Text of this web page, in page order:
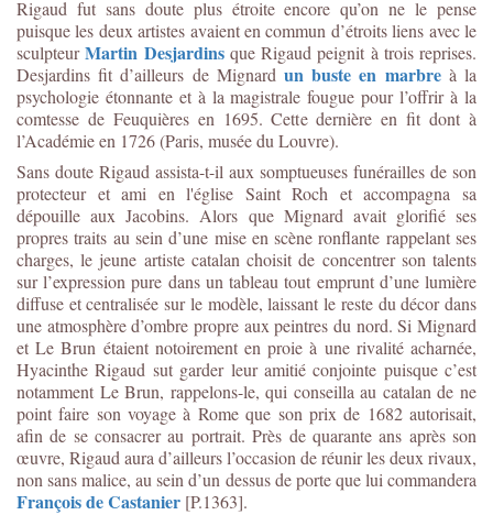
Rigaud fut sans doute plus étroite encore qu’on ne le pense
puisque les deux artistes avaient en commun d’étroits liens avec le
sculpteurMartin Desjardinsque Rigaud peignit à trois reprises.
Desjardins fit d’ailleurs de Mignard un buste en marbreà la
psychologie étonnante et à la magistrale fougue pour l’offrir à la
comtesse de Feuquières en 1695. Cette dernière en fit dont à
l’Académie en 1726 (Paris, musée du Louvre).
Sans doute Rigaud assista-t-il aux somptueuses funérailles de son
protecteur et ami en l'église Saint Roch et accompagna sa
dépouille aux Jacobins. Alors que Mignard avait glorifié ses
propres traits au sein d’une mise en scène ronflante rappelant ses
charges, le jeune artiste catalan choisit de concentrer son talents
sur l’expression pure dans un tableau tout emprunt d’une lumière
diffuse et centralisée sur le modèle, laissant le reste du décor dans
une atmosphère d’ombre propre aux peintres du nord. Si Mignard
et Le Brun étaient notoirement en proie à une rivalité acharnée,
Hyacinthe Rigaud sut garder leur amitié conjointe puisque c’est
notamment Le Brun, rappelons-le, qui conseilla au catalan de ne
point faire son voyage à Rome que son prix de 1682 autorisait,
afin de se consacrer au portrait. Près de quarante ans après son
œuvre, Rigaud aura d’ailleurs l’occasion de réunir les deux rivaux,
non sans malice, au sein d’un dessus de porte que lui commandera
François de Castanier [P.1363].